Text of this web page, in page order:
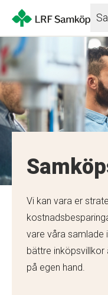
Vi kan vara er
vare våra samlade
bättre inköpsvillkor
på egen hand.